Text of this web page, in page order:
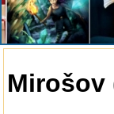
Mirošov